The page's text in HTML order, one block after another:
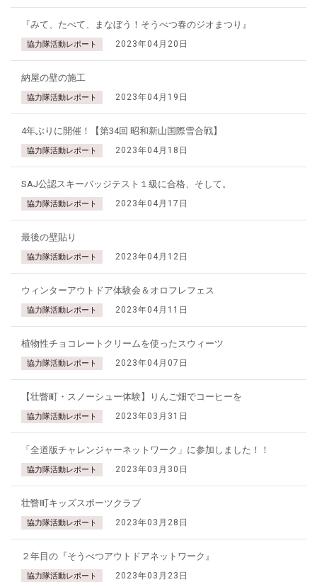
『みて、たべて、まなぼう！そうべつ春のジオまつり』
協力隊活動レポート 2023年04月20日
納屋の壁の施工
協力隊活動レポート 2023年04月19日
4年ぶりに開催！【第34回 昭和新山国際雪合戦】
協力隊活動レポート 2023年04月18日
SAJ公認スキーバッジテスト１級に合格、そして。
協力隊活動レポート 2023年04月17日
最後の壁貼り
協力隊活動レポート 2023年04月12日
ウィンターアウトドア体験会＆オロフレフェス
協力隊活動レポート 2023年04月11日
植物性チョコレートクリームを使ったスウィーツ
協力隊活動レポート 2023年04月07日
【壮瞥町・スノーシュー体験】りんご畑でコーヒーを
協力隊活動レポート 2023年03月31日
「全道版チャレンジャーネットワーク」に参加しました！！
協力隊活動レポート 2023年03月30日
壮瞥町キッズスポーツクラブ
協力隊活動レポート 2023年03月28日
２年目の『そうべつアウトドアネットワーク』
協力隊活動レポート 2023年03月23日